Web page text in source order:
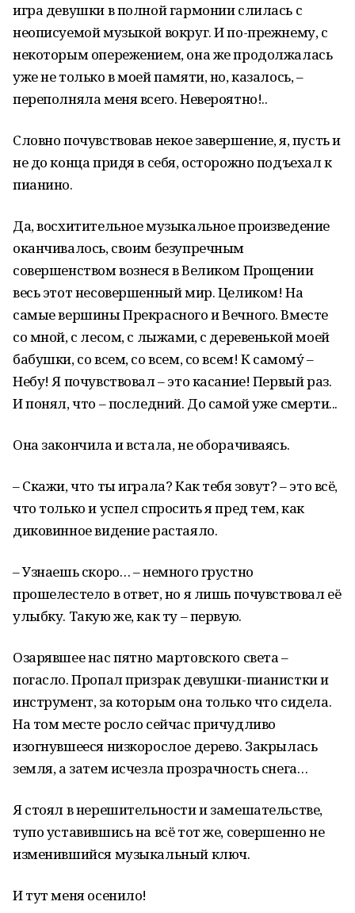
игра девушки в полной гармонии слилась с
неописуемой музыкой вокруг. И по-прежнему, с
некоторым опережением, она же продолжалась
уже не только в моей памяти, но, казалось, –
переполняла меня всего. Невероятно!..
Словно почувствовав некое завершение, я, пусть и
не до конца придя в себя, осторожно подъехал к
пианино.
Да, восхитительное музыкальное произведение
оканчивалось, своим безупречным
совершенством вознеся в Великом Прощении
весь этот несовершенный мир. Целиком! На
самые вершины Прекрасного и Вечного. Вместе
со мной, с лесом, с лыжами, с деревенькой моей
бабушки, со всем, со всем, со всем! К самому́ –
Небу! Я почувствовал – это касание! Первый раз.
И понял, что – последний. До самой уже смерти...
Она закончила и встала, не оборачиваясь.
– Скажи, что ты играла? Как тебя зовут? – это всё,
что только и успел спросить я пред тем, как
диковинное видение растаяло.
– Узнаешь скоро… – немного грустно
прошелестело в ответ, но я лишь почувствовал её
улыбку. Такую же, как ту – первую.
Озарявшее нас пятно мартовского света –
погасло. Пропал призрак девушки-пианистки и
инструмент, за которым она только что сидела.
На том месте росло сейчас причудливо
изогнувшееся низкорослое дерево. Закрылась
земля, а затем исчезла прозрачность снега…
Я стоял в нерешительности и замешательстве,
тупо уставившись на всё тот же, совершенно не
изменившийся музыкальный ключ.
И тут меня осенило!